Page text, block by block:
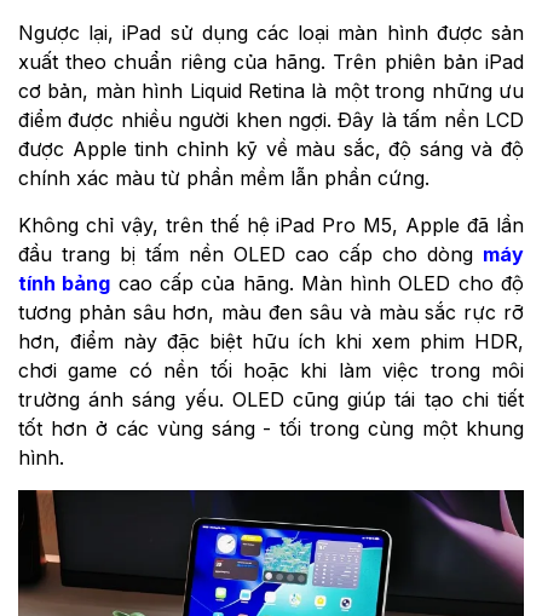
Ngược lại, iPad sử dụng các loại màn hình được sản
xuất theo chuẩn riêng của hãng. Trên phiên bản iPad
cơ bản, màn hình Liquid Retina là một trong những ưu
điểm được nhiều người khen ngợi. Đây là tấm nền LCD
được Apple tinh chỉnh kỹ về màu sắc, độ sáng và độ
chính xác màu từ phần mềm lẫn phần cứng.
Không chỉ vậy, trên thế hệ iPad Pro M5, Apple đã lần
đầu trang bị tấm nền OLED cao cấp cho dòng máy
tính bảng cao cấp của hãng. Màn hình OLED cho độ
tương phản sâu hơn, màu đen sâu và màu sắc rực rỡ
hơn, điểm này đặc biệt hữu ích khi xem phim HDR,
chơi game có nền tối hoặc khi làm việc trong môi
trường ánh sáng yếu. OLED cũng giúp tái tạo chi tiết
tốt hơn ở các vùng sáng - tối trong cùng một khung
hình.